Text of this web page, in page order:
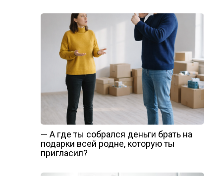
— А где ты собрался деньги брать на
подарки всей родне, которую ты
пригласил?